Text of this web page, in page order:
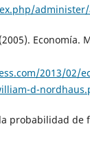
Economía.
2013/02/
d-
probabilidad de